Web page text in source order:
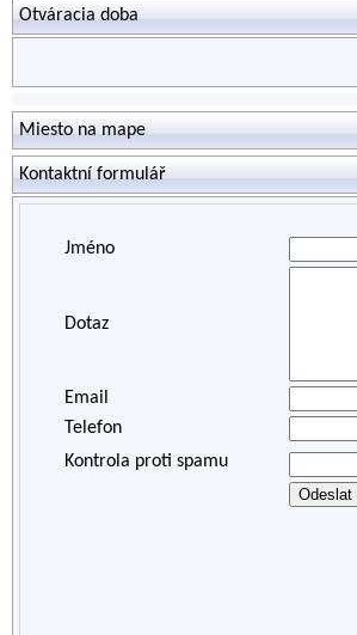
Otváracia doba
Miesto na mape
Kontaktní formulář
Jméno
Dotaz
Email
Telefon
Kontrola proti spamu